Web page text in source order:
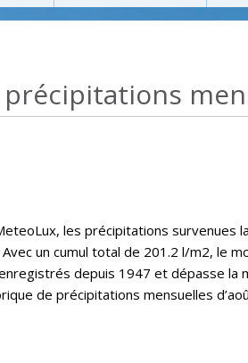
les précipitations survenues
un cumul total de 201.2 l/m2, le
depuis 1947 et dépasse
de précipitations mensuelles